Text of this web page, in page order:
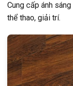
Cung cấp ánh
thể thao, giải trí.